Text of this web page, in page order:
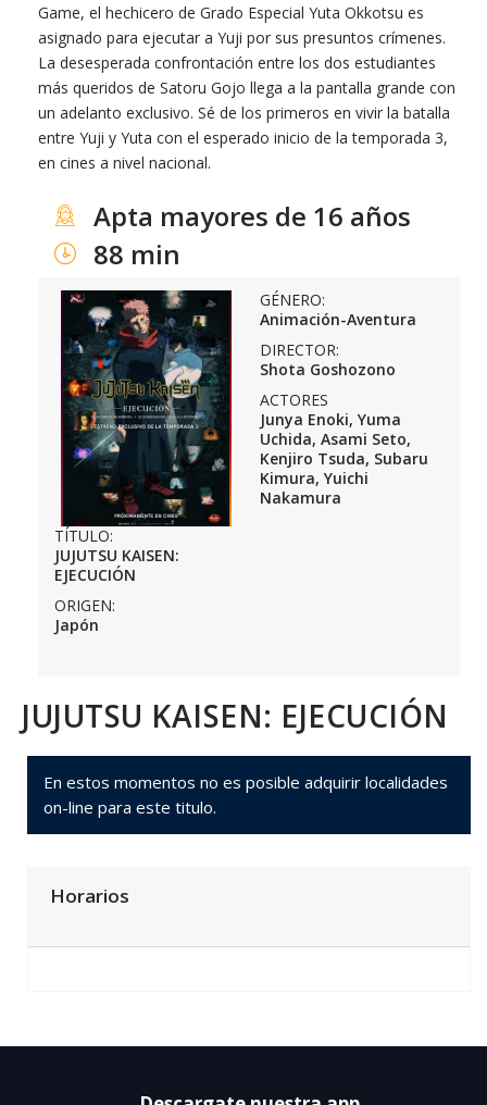
Game, el hechicero de Grado Especial Yuta Okkotsu es
asignado para ejecutar a Yuji por sus presuntos crímenes.
La desesperada confrontación entre los dos estudiantes
más queridos de Satoru Gojo llega a la pantalla grande con
un adelanto exclusivo. Sé de los primeros en vivir la batalla
entre Yuji y Yuta con el esperado inicio de la temporada 3,
en cines a nivel nacional.
Apta mayores de 16 años
88 min
TÍTULO:
JUJUTSU KAISEN:
EJECUCIÓN
ORIGEN:
Japón
GÉNERO:
Animación-Aventura
DIRECTOR:
Shota Goshozono
ACTORES
Junya Enoki, Yuma
Uchida, Asami Seto,
Kenjiro Tsuda, Subaru
Kimura, Yuichi
Nakamura
JUJUTSU KAISEN: EJECUCIÓN
En estos momentos no es posible adquirir localidades
on-line para este titulo.
Horarios